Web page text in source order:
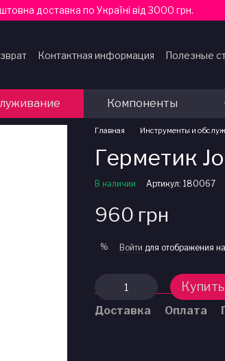
доставка по Україні від 3000 грн.
Контактная информация
Полезные
Компоненты
Главная Инструменты и
Герметик
В наличии Артикул: 180067
960 грн
% Войти для отображения
Купить
Доставка Оплата